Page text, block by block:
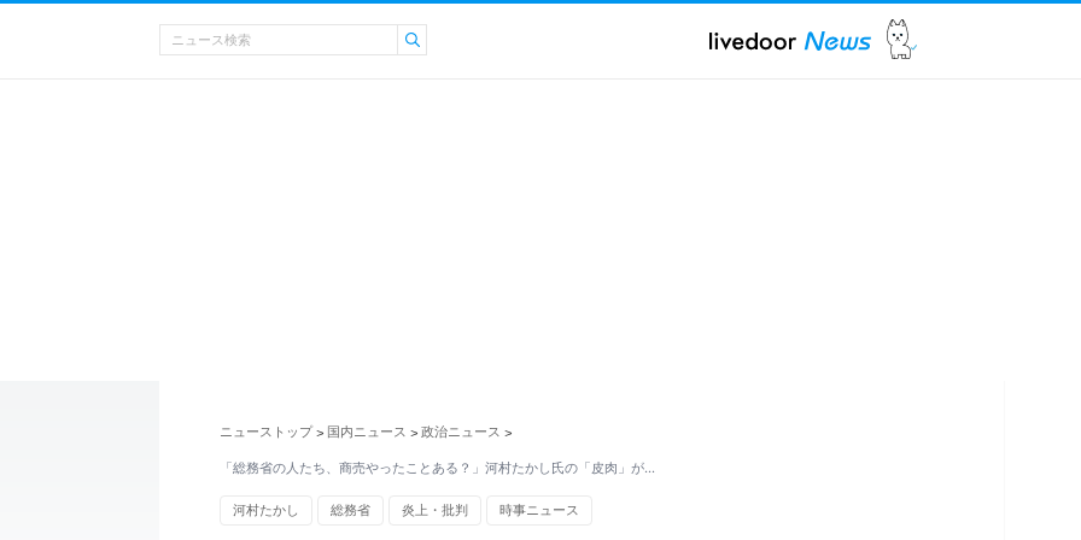
ニューストップ > 国内ニュース > 政治ニュース >
「総務省の人たち、商売やったことある？」河村たかし氏の「皮肉」が…
河村たかし 総務省 炎上・批判 時事ニュース